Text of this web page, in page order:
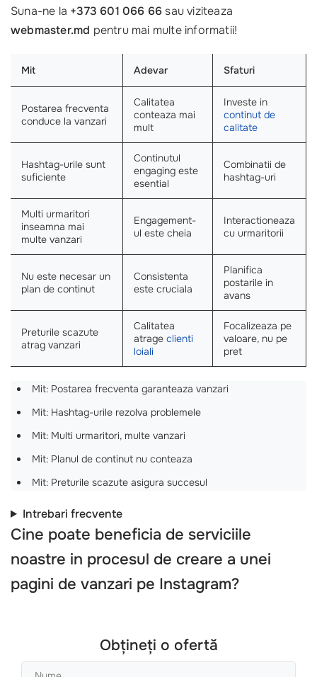
Suna-ne la +373 601 066 66sau viziteaza
webmaster.md pentru mai multe informatii!
Mit Adevar Sfaturi
Postarea frecventa
conduce la vanzari
Calitatea
conteaza mai
mult
Investe in
continut de
calitate
Hashtag-urile sunt
suficiente
Continutul
engaging este
esential
Combinatii de
hashtag-uri
Multi urmaritori
inseamna mai
multe vanzari
Engagement-
ul este cheia
Interactioneaza
cu urmaritorii
Nu este necesar un
plan de continut
Consistenta
este cruciala
Planifica
postarile in
avans
Preturile scazute
atrag vanzari
Calitatea
atrage clienti
loiali
Focalizeaza pe
valoare, nu pe
pret
Mit: Postarea frecventa garanteaza vanzari
Mit: Hashtag-urile rezolva problemele
Mit: Multi urmaritori, multe vanzari
Mit: Planul de continut nu conteaza
Mit: Preturile scazute asigura succesul
Intrebari frecvente
Cine poate beneficia de serviciile
noastre in procesul de creare a unei
pagini de vanzari pe Instagram?
Obțineți o ofertă